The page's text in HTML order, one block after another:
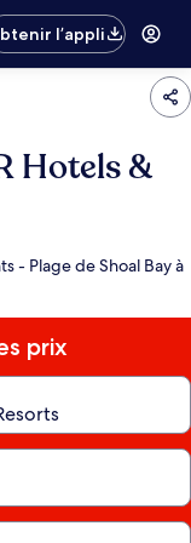
l’appli
Hotels &
- Plage de Shoal Bay à
prix